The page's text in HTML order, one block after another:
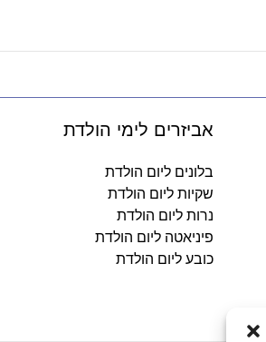
אביזרים לימי הולדת
בלונים ליום הולדת
שקיות ליום הולדת
נרות ליום הולדת
פיניאטה ליום הולדת
כובע ליום הולדת